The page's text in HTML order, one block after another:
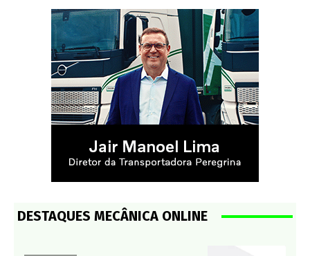
DESTAQUES MECÂNICA ONLINE